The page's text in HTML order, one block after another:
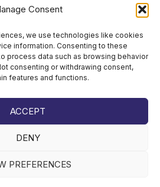
Consent
we use technologies like cookies
information. Consenting to these
process data such as browsing behavior
consenting or withdrawing consent,
features and functions.
ACCEPT
DENY
PREFERENCES
/ części
/ części